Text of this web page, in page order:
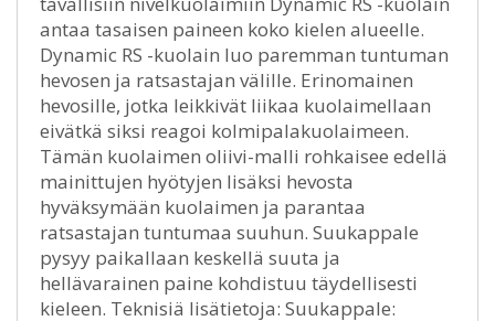
antaa tasaisen paineen koko kielen alueelle.
Dynamic RS -kuolain luo paremman tuntuman
hevosen ja ratsastajan välille. Erinomainen
hevosille, jotka leikkivät liikaa kuolaimellaan
eivätkä siksi reagoi kolmipalakuolaimeen.
Tämän kuolaimen oliivi-malli rohkaisee edellä
mainittujen hyötyjen lisäksi hevosta
hyväksymään kuolaimen ja parantaa
ratsastajan tuntumaa suuhun. Suukappale
pysyy paikallaan keskellä suuta ja
hellävarainen paine kohdistuu täydellisesti
kieleen. Teknisiä lisätietoja: Suukappale: